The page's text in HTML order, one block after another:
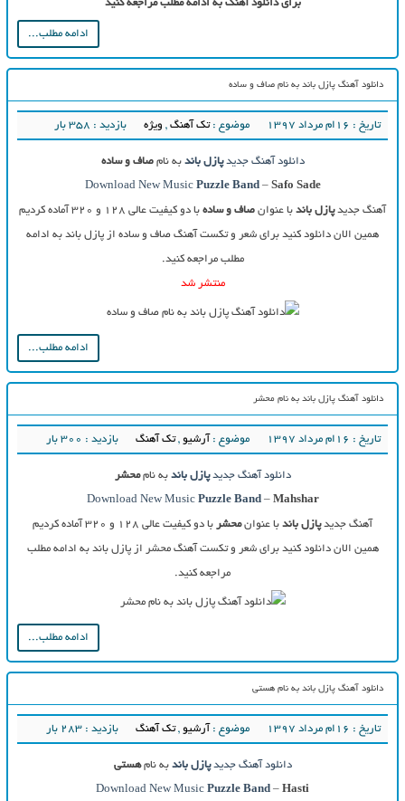
برای دانلود آهنگ به ادامه مطلب مراجعه کنید
ادامه مطلب...
دانلود آهنگ پازل باند به نام صاف و ساده
تاریخ : ۱۶ام مرداد ۱۳۹۷ موضوع :تک آهنگ, ویژه بازدید : 358 بار
دانلود آهنگ جدید پازل باند به نامصاف و ساده
Download New Music Puzzle Band– Safo Sade
آهنگ جدیدپازل باند با عنوان صاف و ساده با دو کیفیت عالی ۱۲۸ و ۳۲۰ آماده کردیم
همین الان دانلود کنید برای شعر و تکست آهنگ صاف و ساده از پازل باند به ادامه
مطلب مراجعه کنید.
منتشر شد
ادامه مطلب...
دانلود آهنگ پازل باند به نام محشر
تاریخ : ۱۶ام مرداد ۱۳۹۷ موضوع : آرشیو ,تک آهنگ بازدید : 300 بار
دانلود آهنگ جدید پازل باند به ناممحشر
Download New Music Puzzle Band– Mahshar
آهنگ جدیدپازل باند با عنوانمحشر با دو کیفیت عالی ۱۲۸ و ۳۲۰ آماده کردیم
همین الان دانلود کنید برای شعر و تکست آهنگ محشر از پازل باند به ادامه مطلب
مراجعه کنید.
ادامه مطلب...
دانلود آهنگ پازل باند به نام هستی
تاریخ : ۱۶ام مرداد ۱۳۹۷ موضوع : آرشیو ,تک آهنگ بازدید : 283 بار
دانلود آهنگ جدید پازل باند به نامهستی
Download New Music Puzzle Band – Hasti